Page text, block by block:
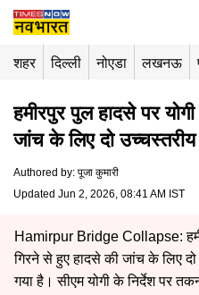
शहर दिल्ली नोएडा लखनऊ
हमीरपुर पुल हादसे पर
जांच के लिए दो उच्चस्तरीय
Authored by: पूजा कुमारी
Updated Jun 2, 2026, 08:41 AM IST
Hamirpur Bridge Collapse:
गिरने से हुए हादसे की जांच के लिए
गया है। सीएम योगी के निर्देश पर